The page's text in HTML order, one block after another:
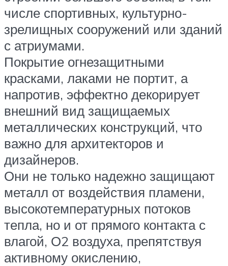
числе спортивных, культурно-
зрелищных сооружений или зданий
с атриумами.
Покрытие огнезащитными
красками, лаками не портит, а
напротив, эффектно декорирует
внешний вид защищаемых
металлических конструкций, что
важно для архитекторов и
дизайнеров.
Они не только надежно защищают
металл от воздействия пламени,
высокотемпературных потоков
тепла, но и от прямого контакта с
влагой, О2 воздуха, препятствуя
активному окислению,